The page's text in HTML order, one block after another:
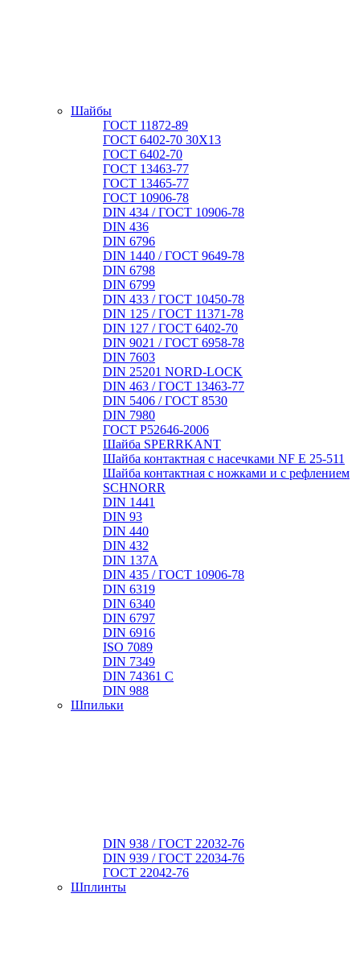
Шайбы
ГОСТ 11872-89
ГОСТ 6402-70 30Х13
ГОСТ 6402-70
ГОСТ 13463-77
ГОСТ 13465-77
ГОСТ 10906-78
DIN 434 / ГОСТ 10906-78
DIN 436
DIN 6796
DIN 1440 / ГОСТ 9649-78
DIN 6798
DIN 6799
DIN 433 / ГОСТ 10450-78
DIN 125 / ГОСТ 11371-78
DIN 127 / ГОСТ 6402-70
DIN 9021 / ГОСТ 6958-78
DIN 7603
DIN 25201 NORD-LOCK
DIN 463 / ГОСТ 13463-77
DIN 5406 / ГОСТ 8530
DIN 7980
ГОСТ Р52646-2006
Шайба SPERRKANT
Шайба контактная с насечками NF E 25-511
Шайба контактная с ножками и с рефлением
SCHNORR
DIN 1441
DIN 93
DIN 440
DIN 432
DIN 137A
DIN 435 / ГОСТ 10906-78
DIN 6319
DIN 6340
DIN 6797
DIN 6916
ISO 7089
DIN 7349
DIN 74361 C
DIN 988
Шпильки
DIN 938 / ГОСТ 22032-76
DIN 939 / ГОСТ 22034-76
ГОСТ 22042-76
Шплинты